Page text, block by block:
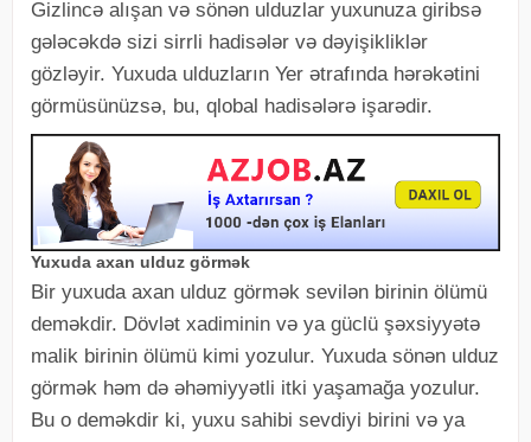
Gizlincə alışan və sönən ulduzlar yuxunuza giribsə
gələcəkdə sizi sirrli hadisələr və dəyişikliklər
gözləyir. Yuxuda ulduzların Yer ətrafında hərəkətini
görmüsünüzsə, bu, qlobal hadisələrə işarədir.
Yuxuda axan ulduz görmək
Bir yuxuda axan ulduz görmək sevilən birinin ölümü
deməkdir. Dövlət xadiminin və ya güclü şəxsiyyətə
malik birinin ölümü kimi yozulur. Yuxuda sönən ulduz
görmək həm də əhəmiyyətli itki yaşamağa yozulur.
Bu o deməkdir ki, yuxu sahibi sevdiyi birini və ya